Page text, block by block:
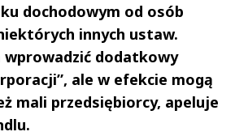
dochodowym od osób
innych ustaw.
wprowadzić dodatkowy
ale w efekcie mogą
mali przedsiębiorcy, apeluje